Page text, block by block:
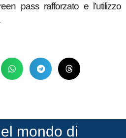
pass rafforzato e l’utilizzo
mondo di